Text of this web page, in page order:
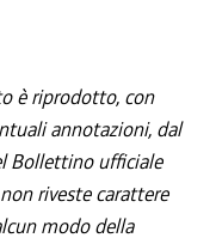
è riprodotto, con
annotazioni, dal
Bollettino ufficiale
riveste carattere
modo della